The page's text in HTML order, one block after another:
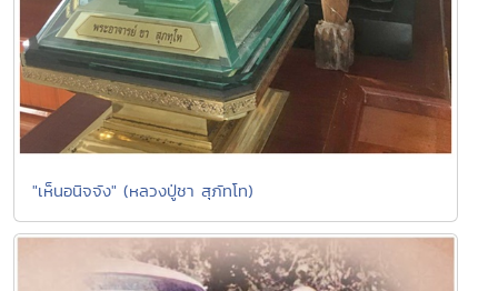
"เห็นอนิจจัง" (หลวงปู่ชา สุภัทโท)